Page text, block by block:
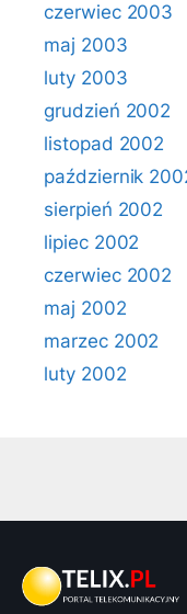
czerwiec 2003
maj 2003
luty 2003
grudzień 2002
listopad 2002
październik
sierpień 2002
lipiec 2002
czerwiec 2002
maj 2002
marzec 2002
luty 2002